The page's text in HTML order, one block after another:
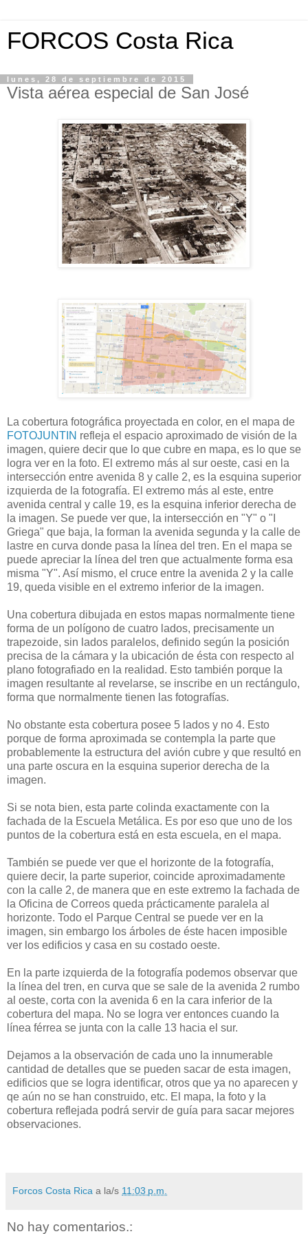
FORCOS Costa Rica
lunes, 28 de septiembre de 2015
Vista aérea especial de San José
La cobertura fotográfica proyectada en color, en el mapa de
FOTOJUNTIN refleja el espacio aproximado de visión de la
imagen, quiere decir que lo que cubre en mapa, es lo que se
logra ver en la foto. El extremo más al sur oeste, casi en la
intersección entre avenida 8 y calle 2, es la esquina superior
izquierda de la fotografía. El extremo más al este, entre
avenida central y calle 19, es la esquina inferior derecha de
la imagen. Se puede ver que, la intersección en "Y" o "I
Griega" que baja, la forman la avenida segunda y la calle de
lastre en curva donde pasa la línea del tren. En el mapa se
puede apreciar la línea del tren que actualmente forma esa
misma "Y". Así mismo, el cruce entre la avenida 2 y la calle
19, queda visible en el extremo inferior de la imagen.
Una cobertura dibujada en estos mapas normalmente tiene
forma de un polígono de cuatro lados, precisamente un
trapezoide, sin lados paralelos, definido según la posición
precisa de la cámara y la ubicación de ésta con respecto al
plano fotografiado en la realidad. Esto también porque la
imagen resultante al revelarse, se inscribe en un rectángulo,
forma que normalmente tienen las fotografías.
No obstante esta cobertura posee 5 lados y no 4. Esto
porque de forma aproximada se contempla la parte que
probablemente la estructura del avión cubre y que resultó en
una parte oscura en la esquina superior derecha de la
imagen.
Si se nota bien, esta parte colinda exactamente con la
fachada de la Escuela Metálica. Es por eso que uno de los
puntos de la cobertura está en esta escuela, en el mapa.
También se puede ver que el horizonte de la fotografía,
quiere decir, la parte superior, coincide aproximadamente
con la calle 2, de manera que en este extremo la fachada de
la Oficina de Correos queda prácticamente paralela al
horizonte. Todo el Parque Central se puede ver en la
imagen, sin embargo los árboles de éste hacen imposible
ver los edificios y casa en su costado oeste.
En la parte izquierda de la fotografía podemos observar que
la línea del tren, en curva que se sale de la avenida 2 rumbo
al oeste, corta con la avenida 6 en la cara inferior de la
cobertura del mapa. No se logra ver entonces cuando la
línea férrea se junta con la calle 13 hacia el sur.
Dejamos a la observación de cada uno la innumerable
cantidad de detalles que se pueden sacar de esta imagen,
edificios que se logra identificar, otros que ya no aparecen y
qe aún no se han construido, etc. El mapa, la foto y la
cobertura reflejada podrá servir de guía para sacar mejores
observaciones.
Forcos Costa Rica a la/s 11:03 p.m.
No hay comentarios.: